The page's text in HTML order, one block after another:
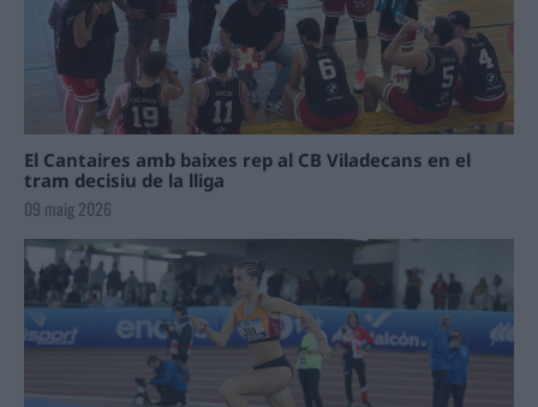
El Cantaires amb baixes rep al CB Viladecans en el
tram decisiu de la lliga
09 maig 2026